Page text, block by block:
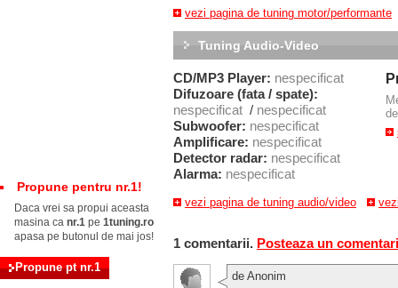
Propune pentru nr.1!
Daca vrei sa propui aceasta
masina ca nr.1 pe 1tuning.ro
apasa pe butonul de mai jos!
vezi pagina de tuning motor/performante
Tuning Audio-Video
CD/MP3 Player: nespecificat
Difuzoare (fata / spate):
nespecificat / nespecificat
Subwoofer: nespecificat
Amplificare: nespecificat
Detector radar: nespecificat
Alarma: nespecificat
vezi pagina de tuning audio/video
1 comentarii. Posteaza un
de Anonim